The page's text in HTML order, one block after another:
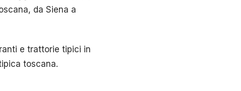
da Siena a
e trattorie tipici in
toscana.